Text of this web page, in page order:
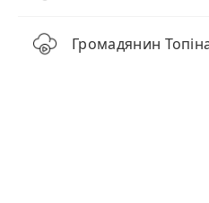
Громадянин